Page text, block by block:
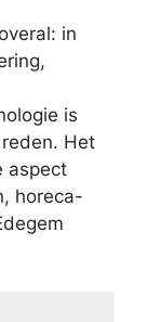
in
is
Het
aspect
horeca-